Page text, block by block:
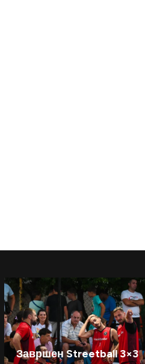
Завршен Streetball 3×3